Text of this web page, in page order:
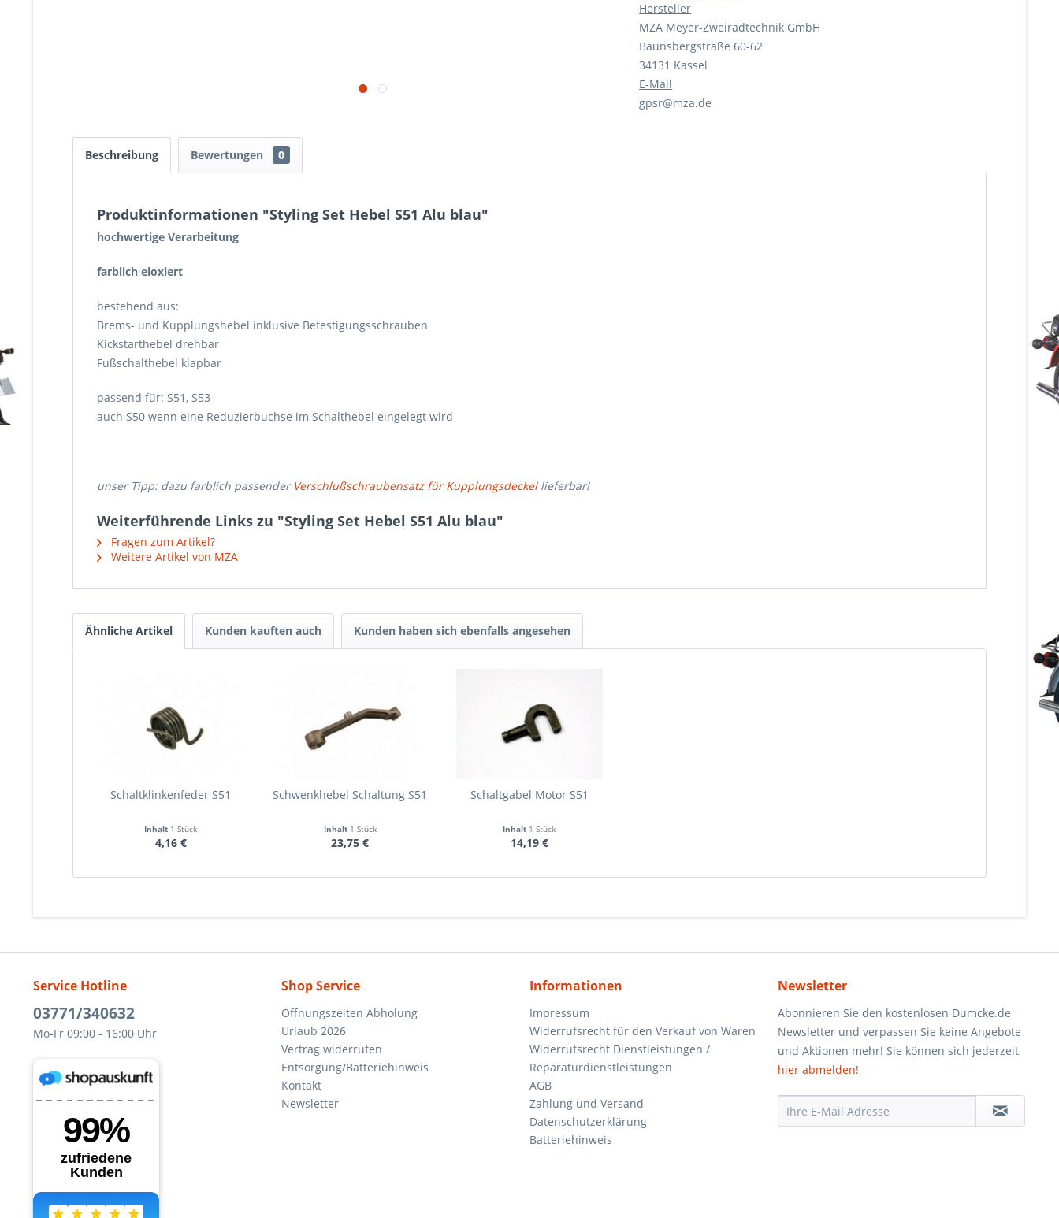
Hersteller
MZA Meyer-Zweiradtechnik GmbH
Baunsbergstraße 60-62
34131 Kassel
E-Mail
gpsr@mza.de
Beschreibung Bewertungen 0
Produktinformationen "Styling Set Hebel S51 Alu blau"
hochwertige Verarbeitung
farblich eloxiert
bestehend aus:
Brems- und Kupplungshebel inklusive Befestigungsschrauben
Kickstarthebel drehbar
Fußschalthebel klapbar
passend für: S51, S53
auch S50 wenn eine Reduzierbuchse im Schalthebel eingelegt wird
unser Tipp: dazu farblich passender Verschlußschraubensatz für Kupplungsdeckellieferbar!
Weiterführende Links zu "Styling Set Hebel S51 Alu blau"
Fragen zum Artikel?
Weitere Artikel von MZA
Ähnliche Artikel Kunden kauften auch Kunden haben sich ebenfalls angesehen
Schaltklinkenfeder S51
Inhalt 1 Stück
4,16 €
Schwenkhebel Schaltung S51
Inhalt 1 Stück
23,75 €
Schaltgabel Motor S51
Inhalt 1 Stück
14,19 €
Service Hotline
03771/340632
Mo-Fr 09:00 - 16:00 Uhr
Shop Service
Öffnungszeiten Abholung
Urlaub 2026
Vertrag widerrufen
Entsorgung/Batteriehinweis
Kontakt
Newsletter
Informationen
Impressum
Widerrufsrecht für den Verkauf von Waren
Widerrufsrecht Dienstleistungen /
Reparaturdienstleistungen
AGB
Zahlung und Versand
Datenschutzerklärung
Batteriehinweis
Newsletter
Abonnieren Sie den kostenlosen Dumcke.de
Newsletter und verpassen Sie keine Angebote
und Aktionen mehr! Sie können sich jederzeit
hier abmelden!